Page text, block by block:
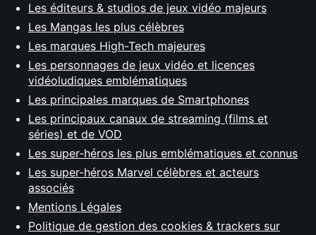
Les éditeurs & studios de jeux vidéo majeurs
Les Mangas les plus célèbres
Les marques High-Tech majeures
Les personnages de jeux vidéo et licences
vidéoludiques emblématiques
Les principales marques de Smartphones
Les principaux canaux de streaming (films et
séries) et de VOD
Les super-héros les plus emblématiques et connus
Les super-héros Marvel célèbres et acteurs
associés
Mentions Légales
Politique de gestion des cookies & trackers sur